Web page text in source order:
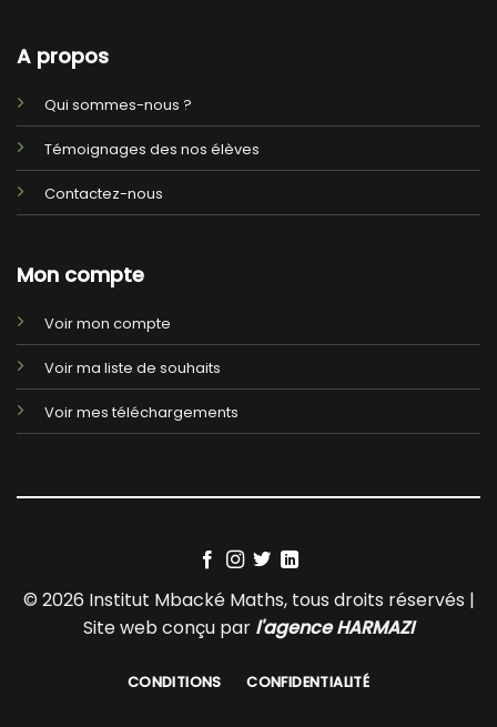
A propos
Qui sommes-nous ?
Témoignages des nos élèves
Contactez-nous
Mon compte
Voir mon compte
Voir ma liste de souhaits
Voir mes téléchargements
© 2026 Institut Mbacké Maths, tous droits réservés |
Site web conçu par l'agence HARMAZI
CONDITIONS CONFIDENTIALITÉ